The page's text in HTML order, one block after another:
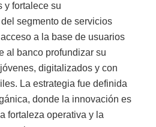
y fortalece su
segmento de servicios
a la base de usuarios
al banco profundizar su
digitalizados y con
La estrategia fue definida
donde la innovación es
fortaleza operativa y la